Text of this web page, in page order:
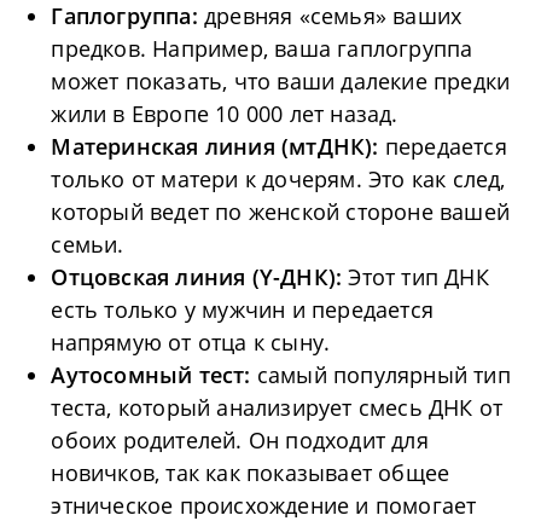
Гаплогруппа:древняя «семья» ваших
предков. Например, ваша гаплогруппа
может показать, что ваши далекие предки
жили в Европе 10 000 лет назад.
Материнская линия (мтДНК): передается
только от матери к дочерям. Это как след,
который ведет по женской стороне вашей
семьи.
Отцовская линия (Y-ДНК):Этот тип ДНК
есть только у мужчин и передается
напрямую от отца к сыну.
Аутосомный тест: самый популярный тип
теста, который анализирует смесь ДНК от
обоих родителей. Он подходит для
новичков, так как показывает общее
этническое происхождение и помогает